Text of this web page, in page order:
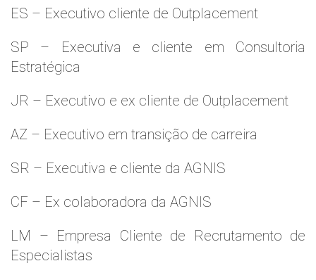
ES – Executivo cliente de Outplacement
SP – Executiva e cliente em Consultoria
Estratégica
JR – Executivo e ex cliente de Outplacement
AZ – Executivo em transição de carreira
SR – Executiva e cliente da AGNIS
CF – Ex colaboradora da AGNIS
LM – Empresa Cliente de Recrutamento de
Especialistas